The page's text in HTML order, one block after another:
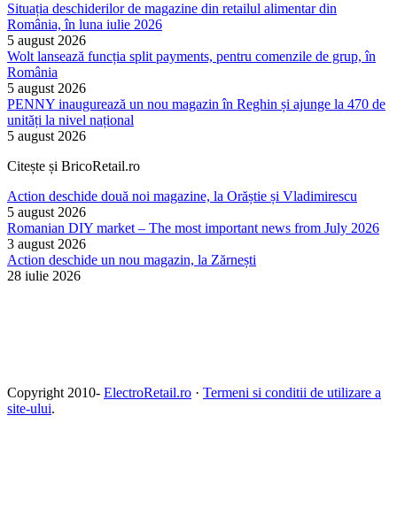
Situația deschiderilor de magazine din retailul alimentar din
România, în luna iulie 2026
5 august 2026
Wolt lansează funcția split payments, pentru comenzile de grup, în
România
5 august 2026
PENNY inaugurează un nou magazin în Reghin și ajunge la 470 de
unități la nivel național
5 august 2026
Citește și BricoRetail.ro
Action deschide două noi magazine, la Orăștie și Vladimirescu
5 august 2026
Romanian DIY market – The most important news from July 2026
3 august 2026
Action deschide un nou magazin, la Zărnești
28 iulie 2026
Copyright 2010- ElectroRetail.ro · Termeni si conditii de utilizare a
site-ului.